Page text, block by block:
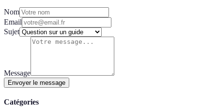
Nom
Email
Sujet
Message
Envoyer le message
Catégories